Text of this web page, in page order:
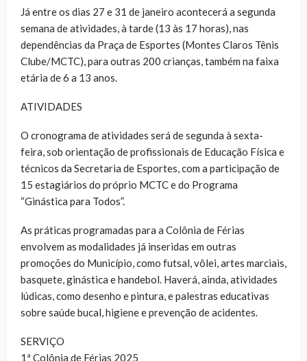
Já entre os dias 27 e 31 de janeiro acontecerá a segunda
semana de atividades, à tarde (13 às 17 horas), nas
dependências da Praça de Esportes (Montes Claros Tênis
Clube/MCTC), para outras 200 crianças, também na faixa
etária de 6 a 13 anos.
ATIVIDADES
O cronograma de atividades será de segunda à sexta-
feira, sob orientação de profissionais de Educação Física e
técnicos da Secretaria de Esportes, com a participação de
15 estagiários do próprio MCTC e do Programa
“Ginástica para Todos”.
As práticas programadas para a Colônia de Férias
envolvem as modalidades já inseridas em outras
promoções do Município, como futsal, vôlei, artes marciais,
basquete, ginástica e handebol. Haverá, ainda, atividades
lúdicas, como desenho e pintura, e palestras educativas
sobre saúde bucal, higiene e prevenção de acidentes.
SERVIÇO
1ª Colônia de Férias 2025